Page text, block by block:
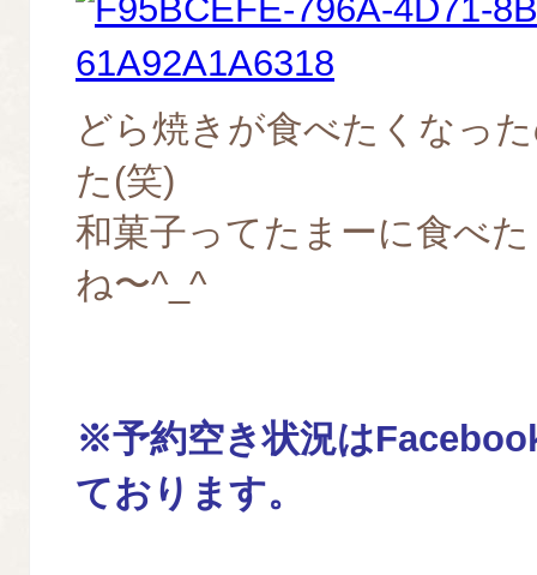
どら焼きが食べたくなっ
た(笑)
和菓子ってたまーに食べ
ね〜^_^
※予約空き状況は
ております。